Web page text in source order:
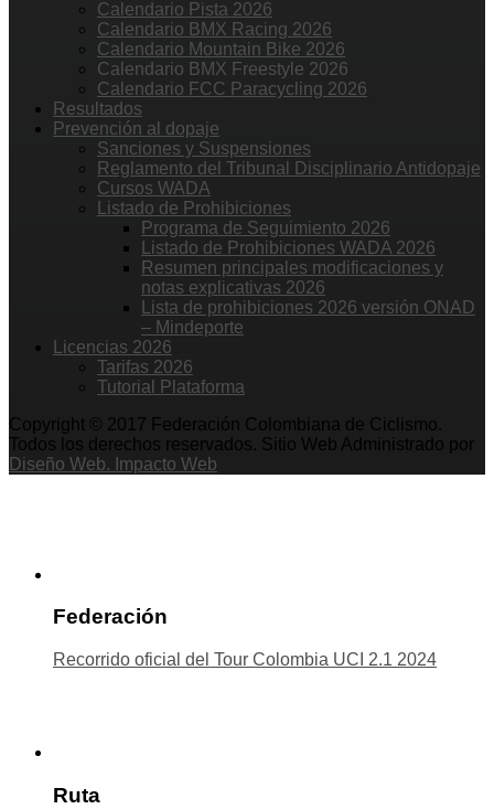
Calendario Pista 2026
Calendario BMX Racing 2026
Calendario Mountain Bike 2026
Calendario BMX Freestyle 2026
Calendario FCC Paracycling 2026
Resultados
Prevención al dopaje
Sanciones y Suspensiones
Reglamento del Tribunal Disciplinario Antidopaje
Cursos WADA
Listado de Prohibiciones
Programa de Seguimiento 2026
Listado de Prohibiciones WADA 2026
Resumen principales modificaciones y
notas explicativas 2026
Lista de prohibiciones 2026 versión ONAD
– Mindeporte
Licencias 2026
Tarifas 2026
Tutorial Plataforma
Copyright © 2017 Federación Colombiana de Ciclismo.
Todos los derechos reservados. Sitio Web Administrado por
Diseño Web. Impacto Web
Federación
Recorrido oficial del Tour Colombia UCI 2.1 2024
Ruta